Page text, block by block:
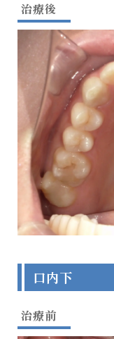
治療後
口内下
治療前